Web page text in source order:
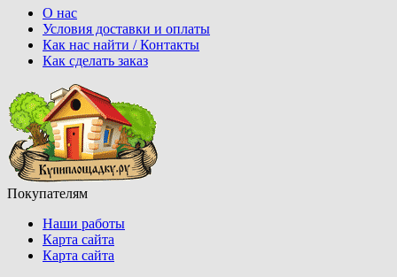
О нас
Условия доставки и оплаты
Как нас найти / Контакты
Как сделать заказ
Покупателям
Наши работы
Карта сайта
Карта сайта